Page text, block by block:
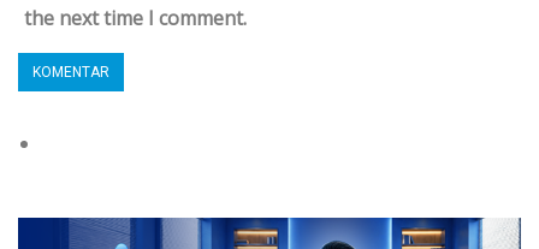
the next time I comment.